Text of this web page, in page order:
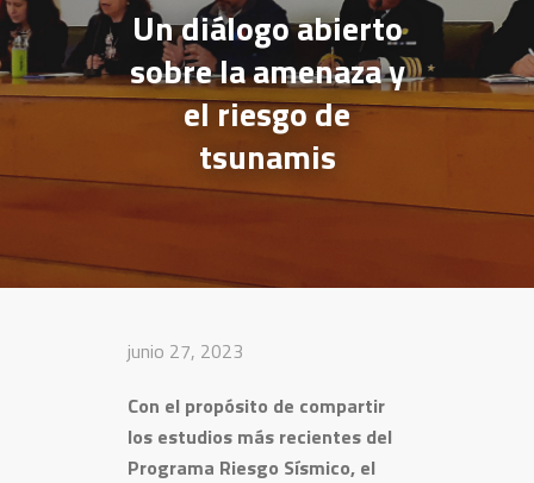
Un diálogo abierto
sobre la amenaza y
el riesgo de
tsunamis
junio 27, 2023
Con el propósito de compartir
los estudios más recientes del
Programa Riesgo Sísmico, el